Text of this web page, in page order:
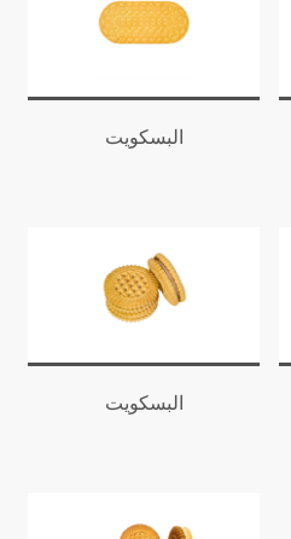
البسكويت
البسكويت